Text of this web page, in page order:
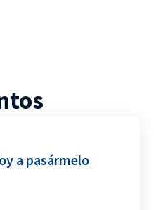
a pasármelo